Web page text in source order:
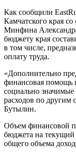
Как сообщили
Камчатского края
Минфина
бюджету края
в том числе,
оплату труда.
«Дополнительно
финансовая помощь
социально значимые
расходов по другим
Бутылин.
Объем финансовой
бюджета на текущий
общего объема